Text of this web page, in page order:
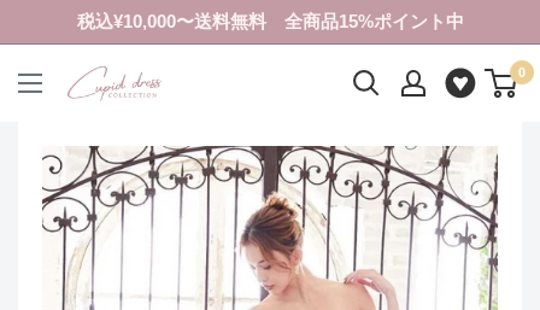
ン
税込¥10,000〜送料無料 全商品15%ポイント中
ク
ド
ド
レ
ス
コ
レ
0